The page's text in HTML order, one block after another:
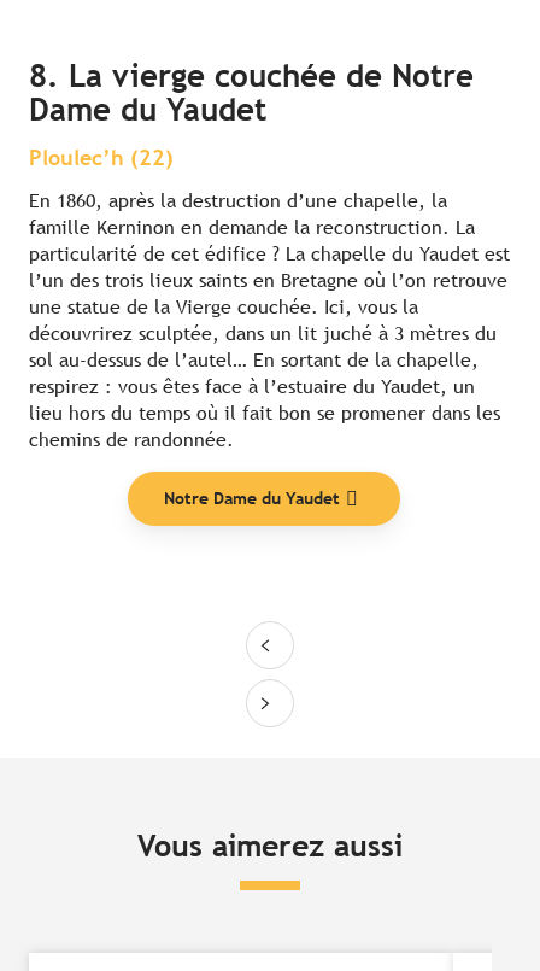
8. La vierge couchée de Notre
Dame du Yaudet
Ploulec’h (22)
En 1860, après la destruction d’une chapelle, la
famille Kerninon en demande la reconstruction. La
particularité de cet édifice ? La chapelle du Yaudet est
l’un des trois lieux saints en Bretagne où l’on retrouve
une statue de la Vierge couchée. Ici, vous la
découvrirez sculptée, dans un lit juché à 3 mètres du
sol au-dessus de l’autel… En sortant de la chapelle,
respirez : vous êtes face à l’estuaire du Yaudet, un
lieu hors du temps où il fait bon se promener dans les
chemins de randonnée.
Notre Dame du Yaudet
Vous aimerez aussi